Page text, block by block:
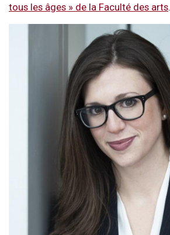
tous les âges » de la Faculté des arts.